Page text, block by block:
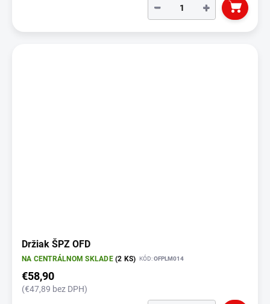
+
−
Držiak ŠPZ OFD
NA CENTRÁLNOM SKLADE(2 KS) KÓD:OFPLM014
€58,90
(€47,89 bez DPH)